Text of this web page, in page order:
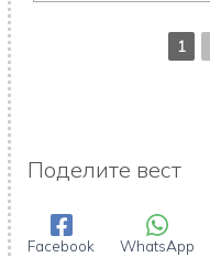
1
Поделите вест
Facebook WhatsApp